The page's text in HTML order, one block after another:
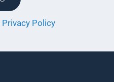
Privacy Policy(si
in